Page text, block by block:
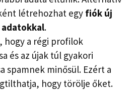
létrehozhat egy fiók új
.
hogy a régi profilok
és az újak túl gyakori
spamnek minősül. Ezért a
hogy törölje őket.